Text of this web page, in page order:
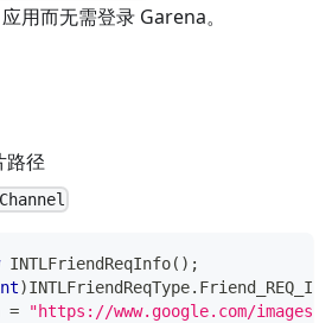
用而无需登录 Garena。
路径
INTLFriendReqInfo( ) ;
)INTLFriendReqType.
=
"https://www.google.com/images/